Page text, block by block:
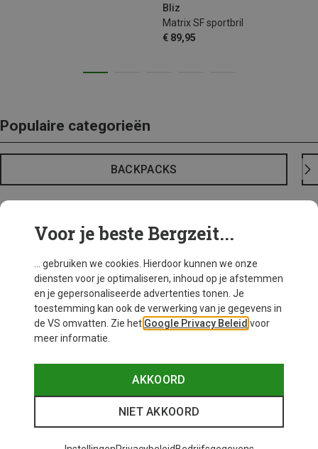
Bliz
Matrix SF sportbril
€ 89,95
Populaire categorieën
BACKPACKS
Voor je beste Bergzeit...
... gebruiken we cookies. Hierdoor kunnen we onze
diensten voor je optimaliseren, inhoud op je afstemmen
en je gepersonaliseerde advertenties tonen. Je
toestemming kan ook de verwerking van je gegevens in
de VS omvatten. Zie het Google Privacy Beleid voor
meer informatie.
AKKOORD
NIET AKKOORD